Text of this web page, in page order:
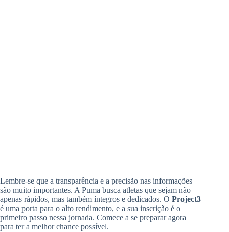
Lembre-se que a transparência e a precisão nas informações
são muito importantes. A Puma busca atletas que sejam não
apenas rápidos, mas também íntegros e dedicados. O Project3
é uma porta para o alto rendimento, e a sua inscrição é o
primeiro passo nessa jornada. Comece a se preparar agora
para ter a melhor chance possível.